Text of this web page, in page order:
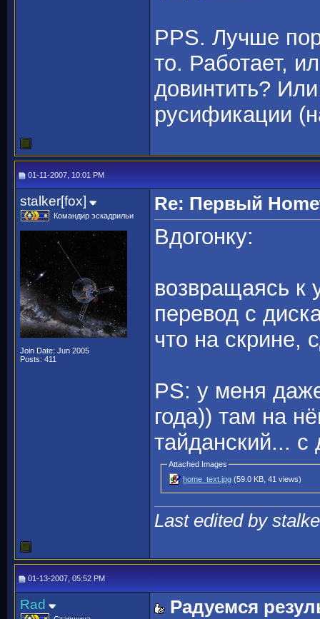
PPS. Лучше
то. Работает,
довинтить?
русификации
01-11-2007, 10:01 PM
stalker[fox]
Командир эскадрильи
Join Date: Jun 2005
Posts: 411
Re: Первый
Вдогонку:
возвращаясь к
перевод с
что на скрине,
PS: у меня
года)) там на
тайданский... с
Attached Images
home_text.jpg (59.0 KB, 41 views)
Last edited by
01-13-2007, 05:52 PM
Rad Радуемся